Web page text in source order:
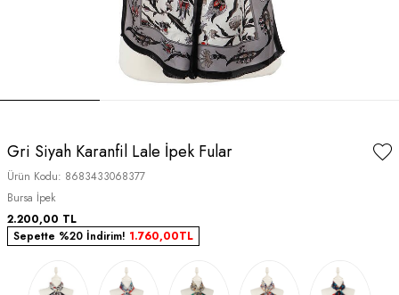
Gri Siyah Karanfil Lale İpek Fular
Ürün Kodu: 8683433068377
Bursa İpek
2.200,00 TL
Sepette %20 İndirim! 1.760,00TL